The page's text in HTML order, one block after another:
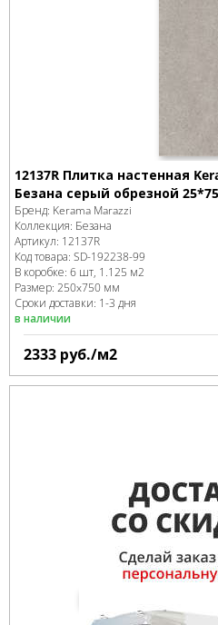
12137R Плитка настенная
Безана серый обрезной 25*75
Бренд: Kerama Marazzi
Коллекция: Безана
Артикул: 12137R
Код товара: SD-192238-99
В коробке: 6 шт, 1.125 м2
Размер: 250x750 мм
Сроки доставки: 1-3 дня
в наличии
2333 руб./м2